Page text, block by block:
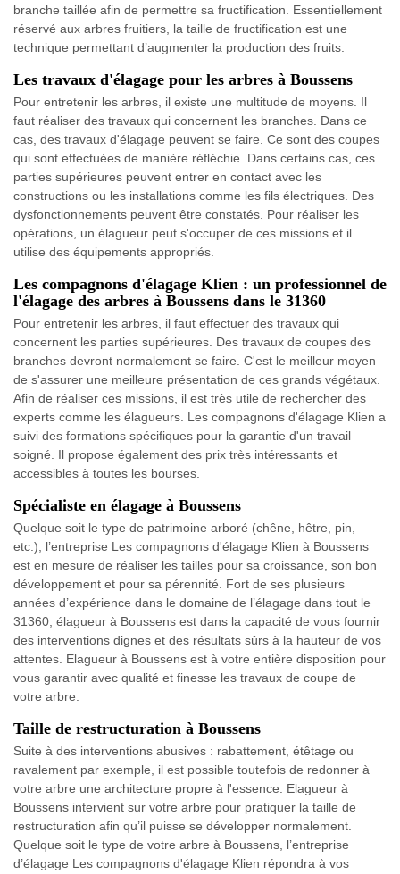
branche taillée afin de permettre sa fructification. Essentiellement
réservé aux arbres fruitiers, la taille de fructification est une
technique permettant d’augmenter la production des fruits.
Les travaux d'élagage pour les arbres à Boussens
Pour entretenir les arbres, il existe une multitude de moyens. Il
faut réaliser des travaux qui concernent les branches. Dans ce
cas, des travaux d'élagage peuvent se faire. Ce sont des coupes
qui sont effectuées de manière réfléchie. Dans certains cas, ces
parties supérieures peuvent entrer en contact avec les
constructions ou les installations comme les fils électriques. Des
dysfonctionnements peuvent être constatés. Pour réaliser les
opérations, un élagueur peut s'occuper de ces missions et il
utilise des équipements appropriés.
Les compagnons d'élagage Klien : un professionnel de
l'élagage des arbres à Boussens dans le 31360
Pour entretenir les arbres, il faut effectuer des travaux qui
concernent les parties supérieures. Des travaux de coupes des
branches devront normalement se faire. C'est le meilleur moyen
de s'assurer une meilleure présentation de ces grands végétaux.
Afin de réaliser ces missions, il est très utile de rechercher des
experts comme les élagueurs. Les compagnons d'élagage Klien a
suivi des formations spécifiques pour la garantie d'un travail
soigné. Il propose également des prix très intéressants et
accessibles à toutes les bourses.
Spécialiste en élagage à Boussens
Quelque soit le type de patrimoine arboré (chêne, hêtre, pin,
etc.), l’entreprise Les compagnons d'élagage Klien à Boussens
est en mesure de réaliser les tailles pour sa croissance, son bon
développement et pour sa pérennité. Fort de ses plusieurs
années d’expérience dans le domaine de l’élagage dans tout le
31360, élagueur à Boussens est dans la capacité de vous fournir
des interventions dignes et des résultats sûrs à la hauteur de vos
attentes. Elagueur à Boussens est à votre entière disposition pour
vous garantir avec qualité et finesse les travaux de coupe de
votre arbre.
Taille de restructuration à Boussens
Suite à des interventions abusives : rabattement, étêtage ou
ravalement par exemple, il est possible toutefois de redonner à
votre arbre une architecture propre à l'essence. Elagueur à
Boussens intervient sur votre arbre pour pratiquer la taille de
restructuration afin qu’il puisse se développer normalement.
Quelque soit le type de votre arbre à Boussens, l’entreprise
d’élagage Les compagnons d'élagage Klien répondra à vos